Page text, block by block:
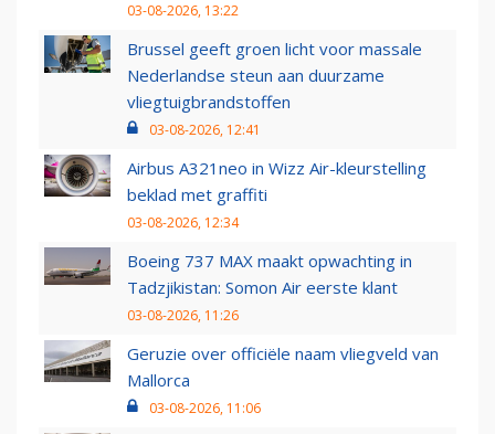
03-08-2026, 13:22
Brussel geeft groen licht voor massale
Nederlandse steun aan duurzame
vliegtuigbrandstoffen
03-08-2026, 12:41
Airbus A321neo in Wizz Air-kleurstelling
beklad met graffiti
03-08-2026, 12:34
Boeing 737 MAX maakt opwachting in
Tadzjikistan: Somon Air eerste klant
03-08-2026, 11:26
Geruzie over officiële naam vliegveld van
Mallorca
03-08-2026, 11:06